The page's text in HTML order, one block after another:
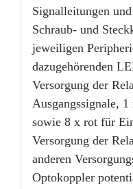
Signalleitungen
Schraub- und
jeweiligen
dazugehörenden
Versorgung der
Ausgangssignale,
sowie 8 x rot für
Versorgung der
anderen
Optokoppler